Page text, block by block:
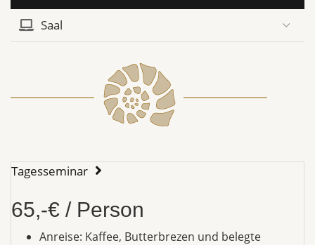
Saal
Tagesseminar
65,-€ / Person
Anreise: Kaffee, Butterbrezen und belegte